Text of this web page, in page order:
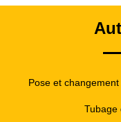
Pose et
Tubage